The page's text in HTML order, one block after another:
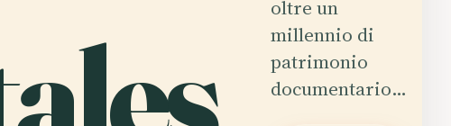
oltre un
millennio di
patrimonio
documentario…